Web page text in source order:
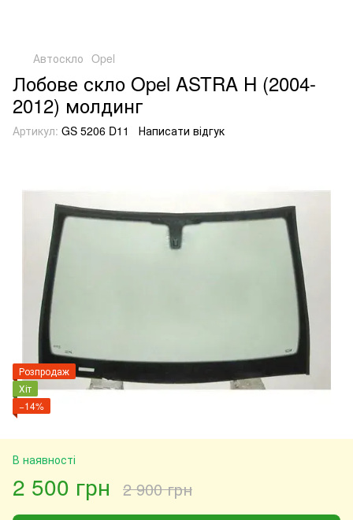
Автоскло Opel
Лобове скло Opel ASTRA H (2004-
2012) молдинг
Артикул: GS 5206 D11 Написати відгук
Розпродаж
Хіт
−14%
В наявності
2 500 грн 2 900 грн